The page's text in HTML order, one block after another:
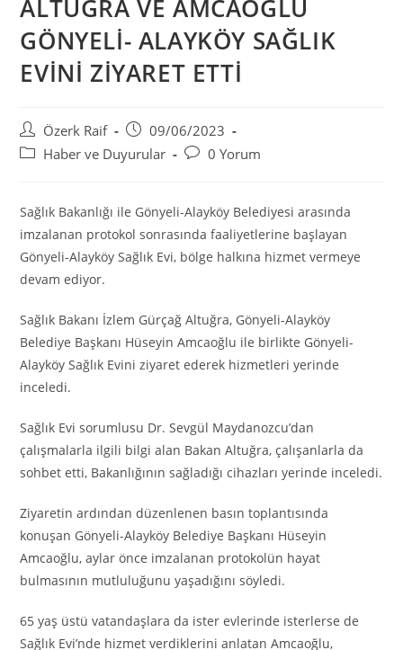
ALTUĞRA VE AMCAOĞLU
GÖNYELİ- ALAYKÖY SAĞLIK
EVİNİ ZİYARET ETTİ
Post
author:
Özerk Raif
Post
published:
09/06/2023
PostHaber ve Duyurular
Post0 Yorum
Sağlık Bakanlığı ile Gönyeli-Alayköy Belediyesi arasında
imzalanan protokol sonrasında faaliyetlerine başlayan
Gönyeli-Alayköy Sağlık Evi, bölge halkına hizmet vermeye
devam ediyor.
Sağlık Bakanı İzlem Gürçağ Altuğra, Gönyeli-Alayköy
Belediye Başkanı Hüseyin Amcaoğlu ile birlikte Gönyeli-
Alayköy Sağlık Evini ziyaret ederek hizmetleri yerinde
inceledi.
Sağlık Evi sorumlusu Dr. Sevgül Maydanozcu’dan
çalışmalarla ilgili bilgi alan Bakan Altuğra, çalışanlarla da
sohbet etti, Bakanlığının sağladığı cihazları yerinde inceledi.
Ziyaretin ardından düzenlenen basın toplantısında
konuşan Gönyeli-Alayköy Belediye Başkanı Hüseyin
Amcaoğlu, aylar önce imzalanan protokolün hayat
bulmasının mutluluğunu yaşadığını söyledi.
65 yaş üstü vatandaşlara da ister evlerinde isterlerse de
Sağlık Evi’nde hizmet verdiklerini anlatan Amcaoğlu,